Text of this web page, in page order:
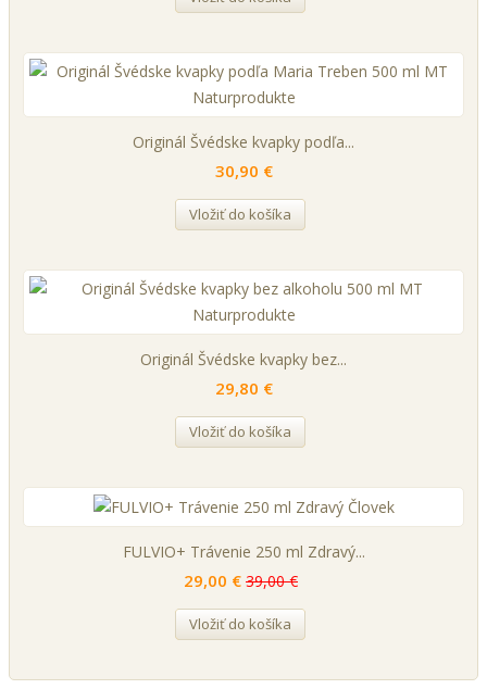
Originál Švédske kvapky podľa...
30,90 €
Vložiť do košíka
Originál Švédske kvapky bez...
29,80 €
Vložiť do košíka
FULVIO+ Trávenie 250 ml Zdravý...
29,00 € 39,00 €
Vložiť do košíka